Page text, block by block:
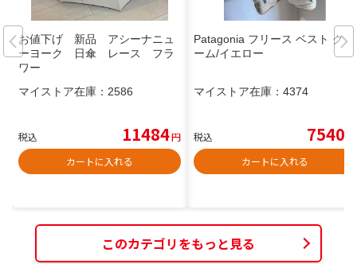
お値下げ 新品 アシーナニュ
ーヨーク 日傘 レース フラ
ワー
マイストア在庫： 2586
税込 11484円
カートに入れる
Patagonia フリース ベスト クリ
ーム/イエロー
マイストア在庫： 4374
税込 7540
カートに入れる
このカテゴリをもっと見る